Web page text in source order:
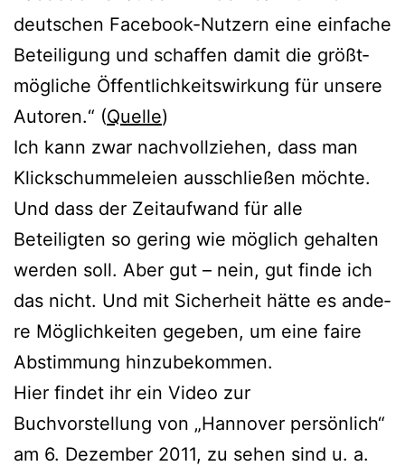
deut­schen Facebook-Nutzern eine ein­fa­che
Beteiligung und schaf­fen damit die größt­
mög­li­che Öffentlichkeitswirkung für unse­re
Autoren.“ (Quelle)
Ich kann zwar nach­voll­zie­hen, dass man
Klickschummeleien aus­schlie­ßen möch­te.
Und dass der Zeitaufwand für alle
Beteiligten so gering wie mög­lich gehal­ten
wer­den soll. Aber gut – nein, gut fin­de ich
das nicht. Und mit Sicherheit hät­te es ande­
re Möglichkeiten gege­ben, um eine fai­re
Abstimmung hinzubekommen.
Hier fin­det ihr ein Video zur
Buchvorstellung von „Hannover per­sön­lich“
am 6. Dezember 2011, zu sehen sind u. a.